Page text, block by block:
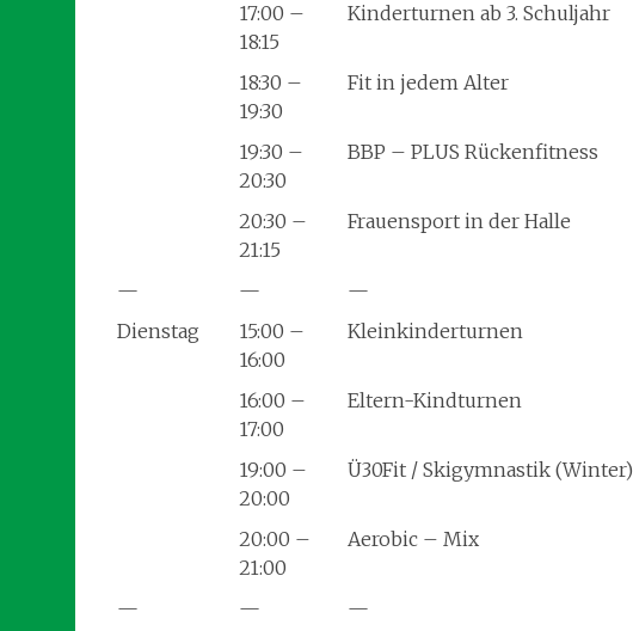
17:00 –
18:15
Kinderturnen ab 3. Schuljahr
18:30 –
19:30
Fit in jedem Alter
19:30 –
20:30
BBP – PLUS Rückenfitness
20:30 –
21:15
Frauensport in der Halle
— — —
Dienstag
15:00 –
16:00
Kleinkinderturnen
16:00 –
17:00
Eltern-Kindturnen
19:00 –
20:00
Ü30Fit / Skigymnastik (Winter)
20:00 –
21:00
Aerobic – Mix
— — —